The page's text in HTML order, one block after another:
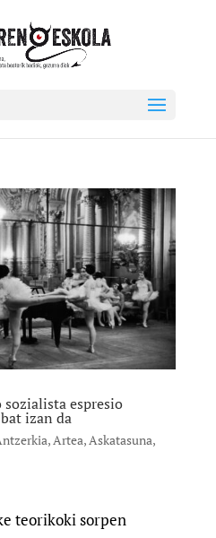
espresio
izan da
, Artea, Askatasuna,
teorikoki sorpen